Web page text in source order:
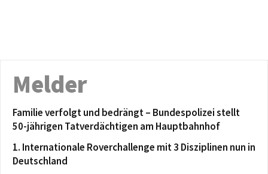
Melder
Familie verfolgt und bedrängt – Bundespolizei stellt
50-jährigen Tatverdächtigen am Hauptbahnhof
1. Internationale Roverchallenge mit 3 Disziplinen nun in
Deutschland